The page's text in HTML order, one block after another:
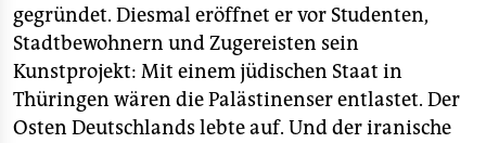
gegründet. Diesmal eröffnet er vor Studenten,
Stadtbewohnern und Zugereisten sein
Kunstprojekt: Mit einem jüdischen Staat in
Thüringen wären die Palästinenser entlastet. Der
Osten Deutschlands lebte auf. Und der iranische